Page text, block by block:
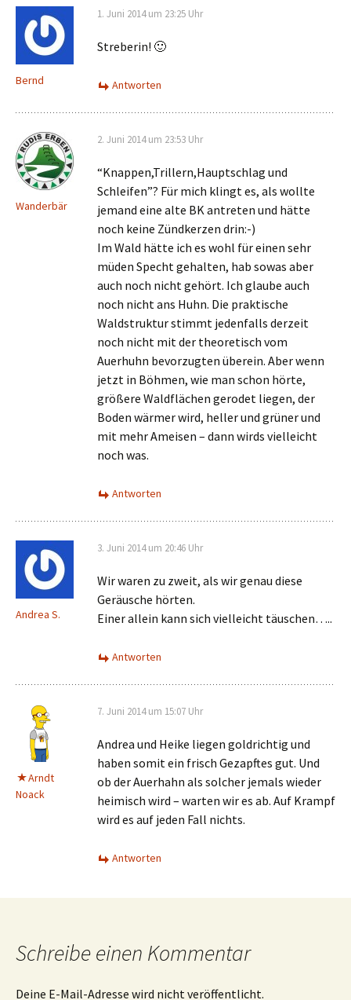
Bernd
1. Juni 2014 um 23:25 Uhr
Streberin! 🙂
Antworten
Wanderbär
2. Juni 2014 um 23:53 Uhr
“Knappen,Trillern,Hauptschlag und
Schleifen”? Für mich klingt es, als wollte
jemand eine alte BK antreten und hätte
noch keine Zündkerzen drin:-)
Im Wald hätte ich es wohl für einen sehr
müden Specht gehalten, hab sowas aber
auch noch nicht gehört. Ich glaube auch
noch nicht ans Huhn. Die praktische
Waldstruktur stimmt jedenfalls derzeit
noch nicht mit der theoretisch vom
Auerhuhn bevorzugten überein. Aber wenn
jetzt in Böhmen, wie man schon hörte,
größere Waldflächen gerodet liegen, der
Boden wärmer wird, heller und grüner und
mit mehr Ameisen – dann wirds vielleicht
noch was.
Antworten
Andrea S.
3. Juni 2014 um 20:46 Uhr
Wir waren zu zweit, als wir genau diese
Geräusche hörten.
Einer allein kann sich vielleicht täuschen…..
Antworten
Arndt
Noack
7. Juni 2014 um 15:07 Uhr
Andrea und Heike liegen goldrichtig und
haben somit ein frisch Gezapftes gut. Und
ob der Auerhahn als solcher jemals wieder
heimisch wird – warten wir es ab. Auf Krampf
wird es auf jeden Fall nichts.
Antworten
Schreibe einen Kommentar
Deine E-Mail-Adresse wird nicht veröffentlicht.